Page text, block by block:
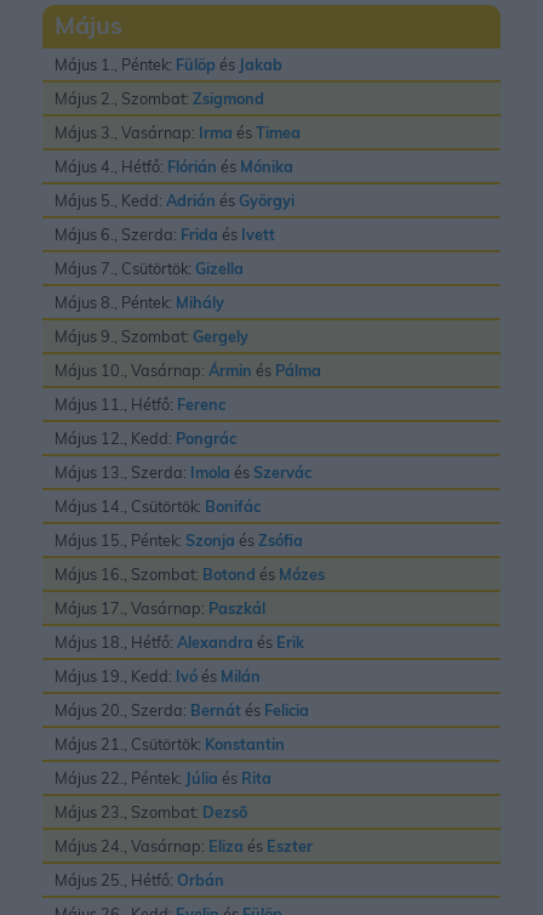
Május
Május 1., Péntek: Fülöp és Jakab
Május 2., Szombat: Zsigmond
Május 3., Vasárnap: Irma ésTimea
Május 4., Hétfő: Flórián és Mónika
Május 5., Kedd: Adrián és Györgyi
Május 6., Szerda: Frida és Ivett
Május 7., Csütörtök: Gizella
Május 8., Péntek: Mihály
Május 9., Szombat: Gergely
Május 10., Vasárnap: Ármin és Pálma
Május 11., Hétfő: Ferenc
Május 12., Kedd: Pongrác
Május 13., Szerda: Imola és Szervác
Május 14., Csütörtök: Bonifác
Május 15., Péntek: Szonja ésZsófia
Május 16., Szombat: Botond és Mózes
Május 17., Vasárnap: Paszkál
Május 18., Hétfő: Alexandra és Erik
Május 19., Kedd: Ivó és Milán
Május 20., Szerda: Bernát és Felicia
Május 21., Csütörtök: Konstantin
Május 22., Péntek: Júlia és Rita
Május 23., Szombat: Dezsõ
Május 24., Vasárnap: Eliza és Eszter
Május 25., Hétfő: Orbán